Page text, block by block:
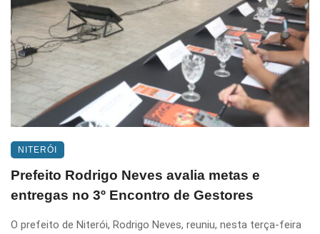
NITERÓI
Prefeito Rodrigo Neves avalia metas e
entregas no 3º Encontro de Gestores
O prefeito de Niterói, Rodrigo Neves, reuniu, nesta terça-feira